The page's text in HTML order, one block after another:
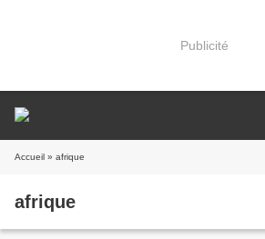
Publicité
Accueil » afrique
afrique